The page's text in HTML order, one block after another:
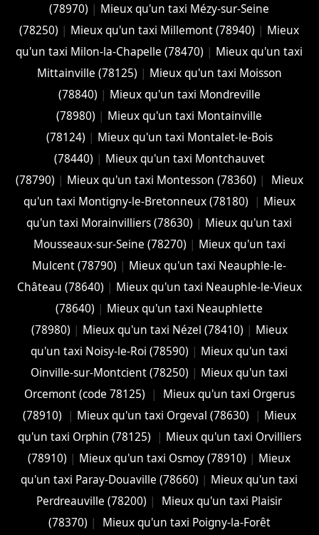
(78970) | Mieux qu'un taxi Mézy-sur-Seine
(78250) | Mieux qu'un taxi Millemont (78940) | Mieux
qu'un taxi Milon-la-Chapelle (78470) | Mieux qu'un taxi
Mittainville (78125) | Mieux qu'un taxi Moisson
(78840) | Mieux qu'un taxi Mondreville
(78980) | Mieux qu'un taxi Montainville
(78124) | Mieux qu'un taxi Montalet-le-Bois
(78440) | Mieux qu'un taxi Montchauvet
(78790) | Mieux qu'un taxi Montesson (78360) |
Mieux
qu'un taxi Montigny-le-Bretonneux (78180)
| Mieux
qu'un taxi Morainvilliers (78630) | Mieux qu'un taxi
Mousseaux-sur-Seine (78270) | Mieux qu'un taxi
Mulcent (78790) | Mieux qu'un taxi Neauphle-le-
Château (78640) | Mieux qu'un taxi Neauphle-le-Vieux
(78640) | Mieux qu'un taxi Neauphlette
(78980) | Mieux qu'un taxi Nézel (78410) | Mieux
qu'un taxi Noisy-le-Roi (78590) | Mieux qu'un taxi
Oinville-sur-Montcient (78250) | Mieux qu'un taxi
Orcemont (code 78125)
|
Mieux qu'un taxi Orgerus
(78910)
| Mieux qu'un taxi Orgeval (78630) | Mieux
qu'un taxi Orphin (78125)
| Mieux qu'un taxi Orvilliers
(78910) | Mieux qu'un taxi Osmoy (78910) | Mieux
qu'un taxi Paray-Douaville (78660) | Mieux qu'un taxi
Perdreauville (78200) |
Mieux qu'un taxi Plaisir
(78370) |
Mieux qu'un taxi Poigny-la-Forêt